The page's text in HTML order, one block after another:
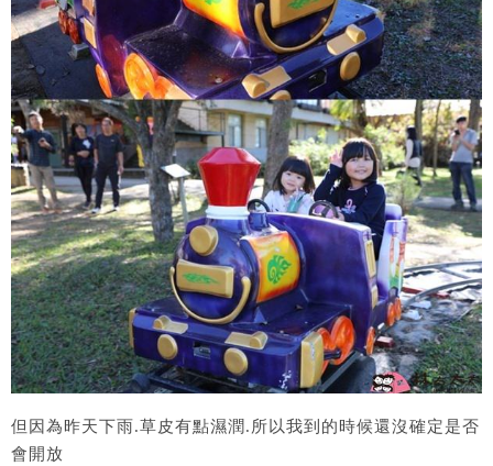
但因為昨天下雨.草皮有點濕潤.所以我到的時候還沒確定是否
會開放